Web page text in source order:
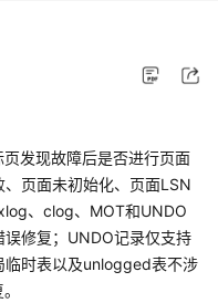
发现故障后是否进行页面
页面未初始化、页面LSN
、clog、MOT和UNDO
修复；UNDO记录仅支持
临时表以及unlogged表不涉